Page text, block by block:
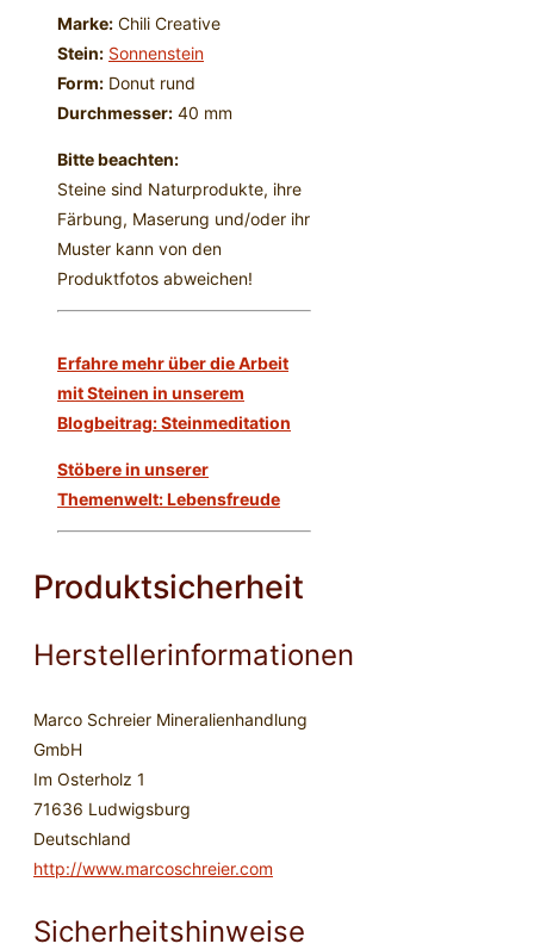
Marke: Chili Creative
Stein: Sonnenstein
Form: Donut rund
Durchmesser: 40 mm
Bitte beachten:
Steine sind Naturprodukte, ihre
Färbung, Maserung und/oder ihr
Muster kann von den
Produktfotos abweichen!
Erfahre mehr über die Arbeit
mit Steinen in unserem
Blogbeitrag: Steinmeditation
Stöbere in unserer
Themenwelt: Lebensfreude
Produktsicherheit
Herstellerinformationen
Marco Schreier Mineralienhandlung
GmbH
Im Osterholz 1
71636 Ludwigsburg
Deutschland
http://www.marcoschreier.com
Sicherheitshinweise